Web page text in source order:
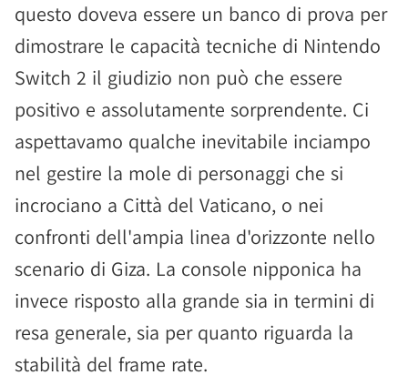
questo doveva essere un banco di prova per
dimostrare le capacità tecniche di Nintendo
Switch 2 il giudizio non può che essere
positivo e assolutamente sorprendente. Ci
aspettavamo qualche inevitabile inciampo
nel gestire la mole di personaggi che si
incrociano a Città del Vaticano, o nei
confronti dell'ampia linea d'orizzonte nello
scenario di Giza. La console nipponica ha
invece risposto alla grande sia in termini di
resa generale, sia per quanto riguarda la
stabilità del frame rate.